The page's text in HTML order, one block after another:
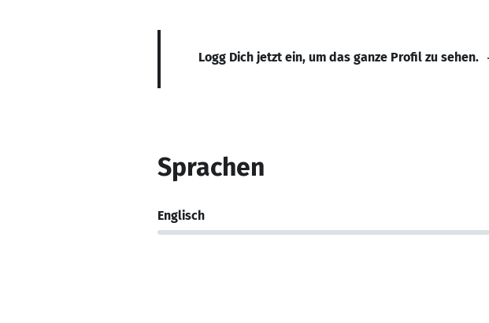
Logg Dich jetzt ein, um das ganze Profil zu sehen.
Sprachen
Englisch